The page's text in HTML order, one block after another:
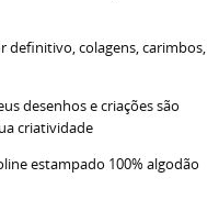
definitivo, colagens, carimbos,
desenhos e criações são
criatividade
estampado 100% algodão